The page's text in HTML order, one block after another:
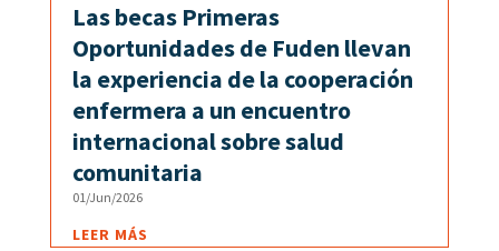
Las becas Primeras
Oportunidades de Fuden llevan
la experiencia de la cooperación
enfermera a un encuentro
internacional sobre salud
comunitaria
01/Jun/2026
LEER MÁS